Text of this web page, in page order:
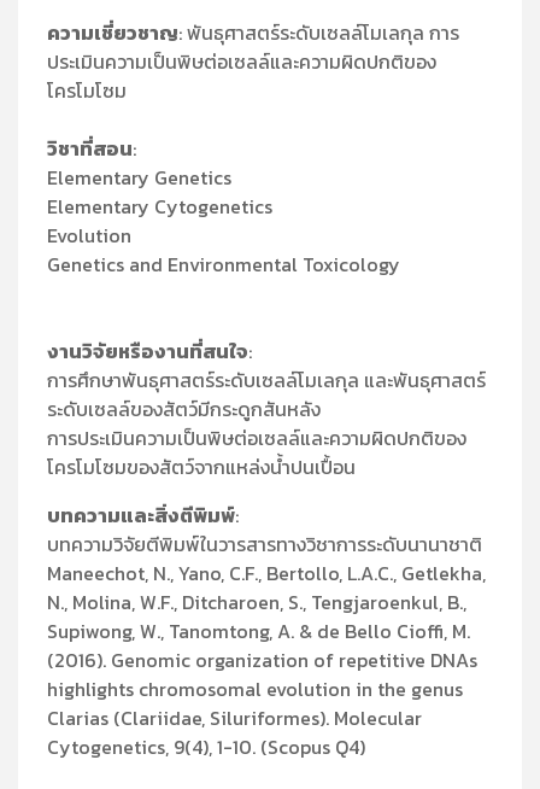
ความเชี่ยวชาญ: พันธุศาสตร์ระดับเซลล์โมเลกุล การ
ประเมินความเป็นพิษต่อเซลล์และความผิดปกติของ
โครโมโซม
วิชาที่สอน:
Elementary Genetics
Elementary Cytogenetics
Evolution
Genetics and Environmental Toxicology
งานวิจัยหรืองานที่สนใจ:
การศึกษาพันธุศาสตร์ระดับเซลล์โมเลกุล และพันธุศาสตร์
ระดับเซลล์ของสัตว์มีกระดูกสันหลัง
การประเมินความเป็นพิษต่อเซลล์และความผิดปกติของ
โครโมโซมของสัตว์จากแหล่งน้ำปนเปื้อน
บทความและสิ่งตีพิมพ์:
บทความวิจัยตีพิมพ์ในวารสารทางวิชาการระดับนานาชาติ
Maneechot, N., Yano, C.F., Bertollo, L.A.C., Getlekha,
N., Molina, W.F., Ditcharoen, S., Tengjaroenkul, B.,
Supiwong, W., Tanomtong, A. & de Bello Cioffi, M.
(2016). Genomic organization of repetitive DNAs
highlights chromosomal evolution in the genus
Clarias (Clariidae, Siluriformes). Molecular
Cytogenetics, 9(4), 1-10. (Scopus Q4)